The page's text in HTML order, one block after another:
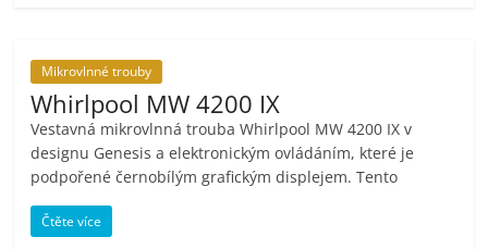
bazény
Mikrovlnné trouby
Whirlpool MW 4200 IX
Vestavná mikrovlnná trouba Whirlpool MW 4200 IX v
designu Genesis a elektronickým ovládáním, které je
podpořené černobílým grafickým displejem. Tento
Čtěte více